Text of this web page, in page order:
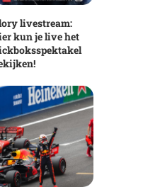
livestream:
kun je live het